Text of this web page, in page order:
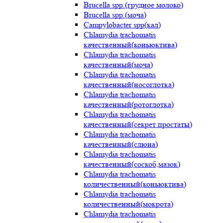
Brucella spp.(грудное молоко)
Brucella spp.(моча)
Campylobacter spp(кал)
Chlamydia trachomatis
качественный(коньюктива)
Chlamydia trachomatis
качественный(моча)
Chlamydia trachomatis
качественный(носоглотка)
Chlamydia trachomatis
качественный(ротоглотка)
Chlamydia trachomatis
качественный(секрет простаты)
Chlamydia trachomatis
качественный(слюна)
Chlamydia trachomatis
качественный(соскоб,мазок)
Chlamydia trachomatis
количественный(коньюктива)
Chlamydia trachomatis
количественный(мокрота)
Chlamydia trachomatis